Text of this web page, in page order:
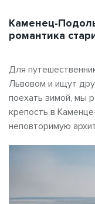
Каменец-
романтика
Для
Львовом и ищут
поехать зимой, мы
крепость в
неповторимую